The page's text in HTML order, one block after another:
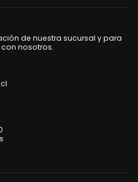
de nuestra sucursal y para
nosotros.